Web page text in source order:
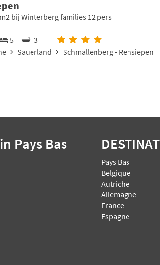
bij Winterberg families 12 pers
5
3
Sauerland
Schmallenberg - Rehsiepen
in Pays Bas
Pays Bas
Belgique
Autriche
Allemagne
France
Espagne